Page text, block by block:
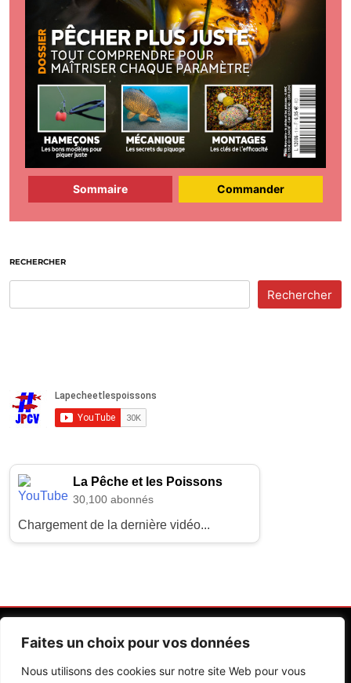
Faites un choix pour vos données
Nous utilisons des cookies sur notre site Web pour vous
Sommaire Commander
RECHERCHER
Rechercher
La Pêche et les Poissons
30,100 abonnés
Chargement de la dernière vidéo...